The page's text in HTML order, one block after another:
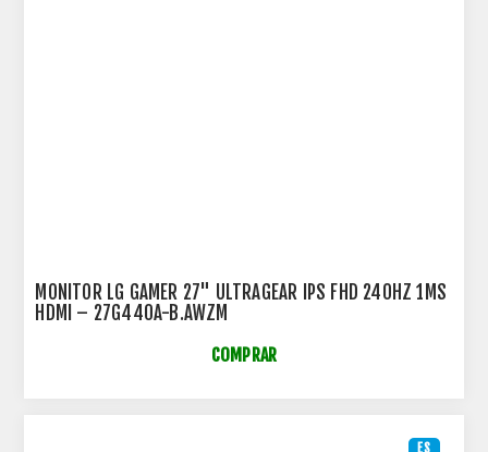
MONITOR LG GAMER 27" ULTRAGEAR IPS FHD 240HZ 1MS
HDMI – 27G440A-B.AWZM
COMPRAR
ES